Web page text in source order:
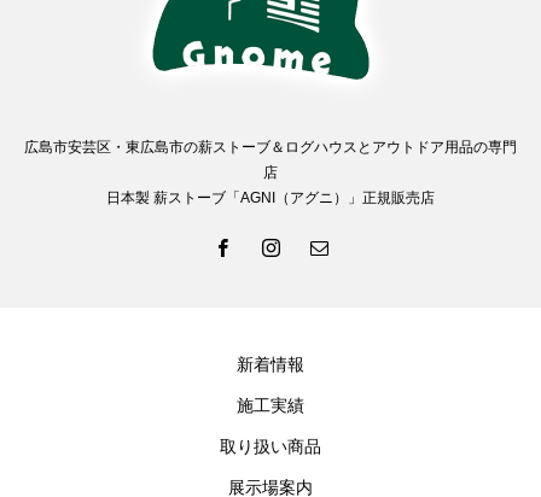
広島市安芸区・東広島市の薪ストーブ＆ログハウスとアウトドア用品の専門
店
日本製 薪ストーブ「AGNI（アグニ）」正規販売店
新着情報
施工実績
取り扱い商品
展示場案内